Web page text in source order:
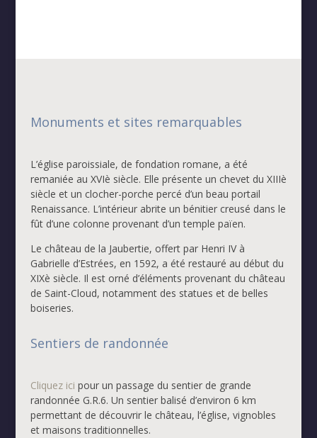
Monuments et sites remarquables
L’église paroissiale, de fondation romane, a été
remaniée au XVIè siècle. Elle présente un chevet du XIIIè
siècle et un clocher-porche percé d’un beau portail
Renaissance. L’intérieur abrite un bénitier creusé dans le
fût d’une colonne provenant d’un temple païen.
Le château de la Jaubertie, offert par Henri IV à
Gabrielle d’Estrées, en 1592, a été restauré au début du
XIXè siècle. Il est orné d’éléments provenant du château
de Saint-Cloud, notamment des statues et de belles
boiseries.
Sentiers de randonnée
Cliquez ici pour un passage du sentier de grande
randonnée G.R.6. Un sentier balisé d’environ 6 km
permettant de découvrir le château, l’église, vignobles
et maisons traditionnelles.